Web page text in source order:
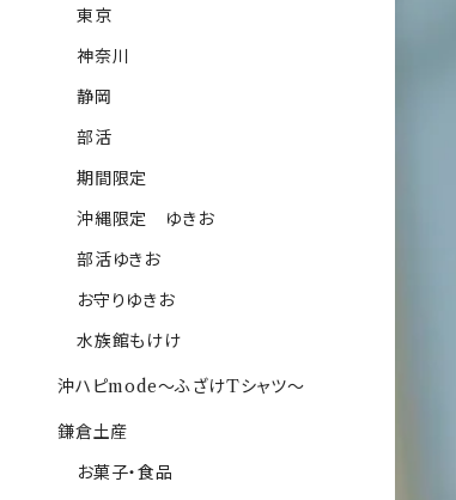
東京
神奈川
静岡
部活
期間限定
沖縄限定 ゆきお
部活ゆきお
お守りゆきお
水族館もけけ
沖ハピmode～ふざけTシャツ～
鎌倉土産
お菓子・食品